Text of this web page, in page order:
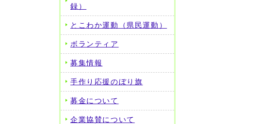
録）
とこわか運動（県民運動）
ボランティア
募集情報
手作り応援のぼり旗
募金について
企業協賛について